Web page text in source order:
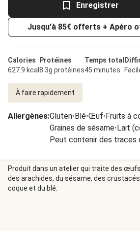
Enregistrer
Jusqu'à 85€ offerts + Apéro
Calories
627.9 kcal
Protéines
8.3g protéines
Temps total
45 minutes
À faire rapidement
Allergènes:Gluten•Blé•Œuf•Fruits à
Graines de sésame•Lait
Peut contenir des traces
Produit dans un atelier qui traite des
des arachides, du sésame, des
coque et du blé.